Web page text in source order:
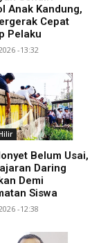
Anak Kandung,
Cepat
Pelaku
-13:32
Belum Usai,
Daring
Demi
Siswa
-12:38